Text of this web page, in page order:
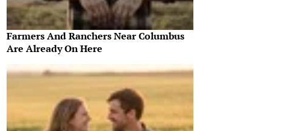
Farmers And Ranchers Near Columbus
Are Already On Here